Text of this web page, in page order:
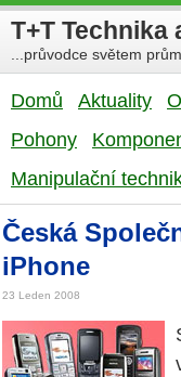
T+T Technika
...průvodce světem
Domů Aktuality
Pohony
Manipulační
Česká
iPhone
23 Leden 2008